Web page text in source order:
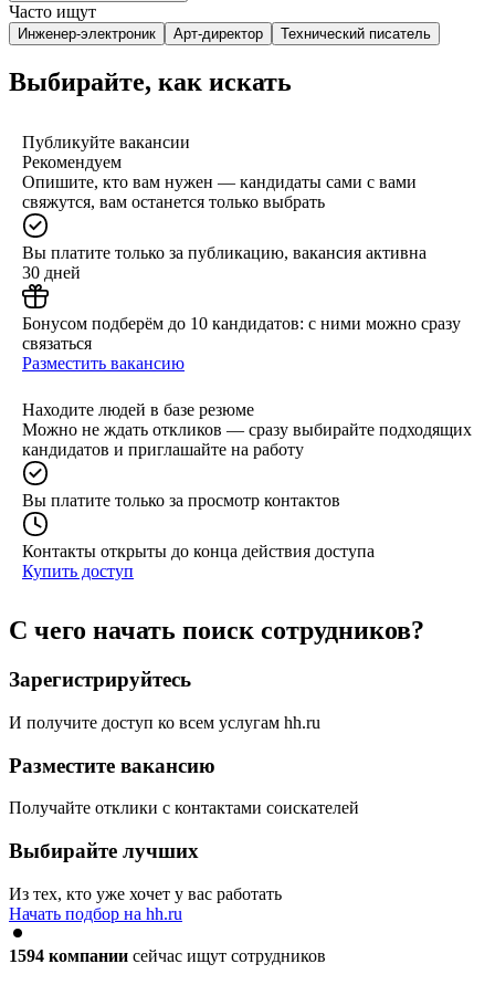
Часто ищут
Инженер-электроник Арт-директор Технический писатель
Выбирайте, как искать
Публикуйте вакансии
Рекомендуем
Опишите, кто вам нужен — кандидаты сами с вами
свяжутся, вам останется только выбрать
Вы платите только за публикацию, вакансия активна
30 дней
Бонусом подберём до 10 кандидатов: с ними можно сразу
связаться
Разместить вакансию
Находите людей в базе резюме
Можно не ждать откликов — сразу выбирайте подходящих
кандидатов и приглашайте на работу
Вы платите только за просмотр контактов
Контакты открыты до конца действия доступа
Купить доступ
С чего начать поиск сотрудников?
Зарегистрируйтесь
И получите доступ ко всем услугам hh.ru
Разместите вакансию
Получайте отклики с контактами соискателей
Выбирайте лучших
Из тех, кто уже хочет у вас работать
Начать подбор на hh.ru
1594 компании сейчас ищут сотрудников